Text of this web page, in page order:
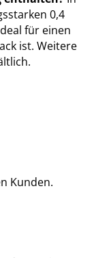
0,4
für einen
ist. Weitere
Sternen
Kunden.